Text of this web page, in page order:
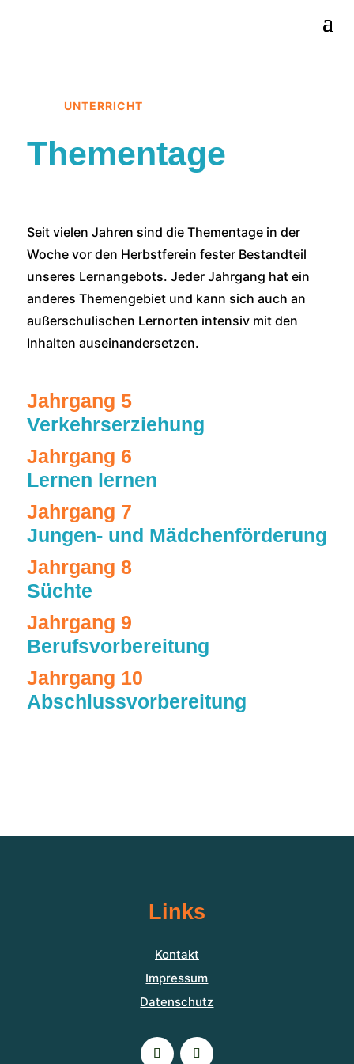
UNTERRICHT
Thementage
Seit vie­len Jah­ren sind die The­men­ta­ge in der
Woche vor den Herbst­fer­ein fes­ter Bestand­teil
unse­res Lern­an­ge­bots. Jeder Jahr­gang hat ein
ande­res The­men­ge­biet und kann sich auch an
außer­schu­li­schen Lern­or­ten inten­siv mit den
Inhal­ten aus­ein­an­der­set­zen.
Jahrgang 5
Verkehrserziehung
Jahrgang 6
Lernen lernen
Jahrgang 7
Jungen- und Mädchenförderung
Jahrgang 8
Süchte
Jahrgang 9
Berufsvorbereitung
Jahrgang 10
Abschlussvorbereitung
Links
Kontakt
Impressum
Datenschutz